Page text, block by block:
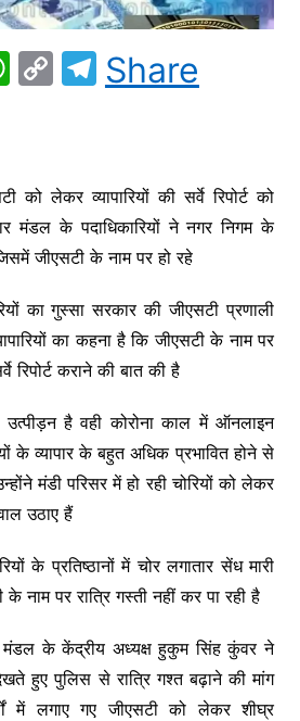
W
A
p
p
C
Li
n
k
T
el
a
m
Share
को लेकर व्यापारियों की सर्वे रिपोर्ट को
मंडल के पदाधिकारियों ने नगर निगम के
जीएसटी के नाम पर हो रहे
का गुस्सा सरकार की जीएसटी प्रणाली
का कहना है कि जीएसटी के नाम पर
रिपोर्ट कराने की बात की है
उत्पीड़न है वही कोरोना काल में ऑनलाइन
के व्यापार के बहुत अधिक प्रभावित होने से
मंडी परिसर में हो रही चोरियों को लेकर
उठाए हैं
के प्रतिष्ठानों में चोर लगातार सेंध मारी
नाम पर रात्रि गस्ती नहीं कर पा रही है
मंडल के केंद्रीय अध्यक्ष हुकुम सिंह कुंवर ने
देखते हुए पुलिस से रात्रि गश्त बढ़ाने की मांग
में लगाए गए जीएसटी को लेकर शीघ्र